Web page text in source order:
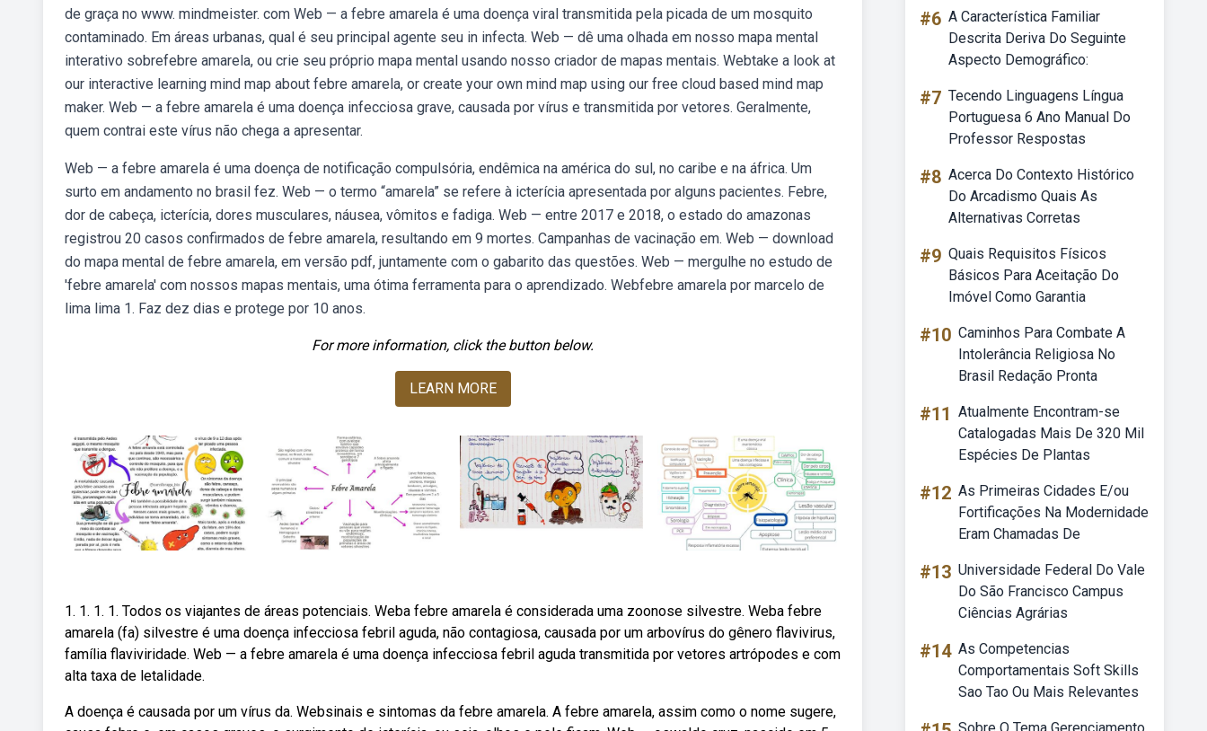
de graça no www. mindmeister. com Web — a febre amarela é uma doença viral transmitida pela picada de um mosquito
contaminado. Em áreas urbanas, qual é seu principal agente seu in infecta. Web — dê uma olhada em nosso mapa mental
interativo sobrefebre amarela, ou crie seu próprio mapa mental usando nosso criador de mapas mentais. Webtake a look at
our interactive learning mind map about febre amarela, or create your own mind map using our free cloud based mind map
maker. Web — a febre amarela é uma doença infecciosa grave, causada por vírus e transmitida por vetores. Geralmente,
quem contrai este vírus não chega a apresentar.
Web — a febre amarela é uma doença de notificação compulsória, endêmica na américa do sul, no caribe e na áfrica. Um
surto em andamento no brasil fez. Web — o termo “amarela” se refere à icterícia apresentada por alguns pacientes. Febre,
dor de cabeça, icterícia, dores musculares, náusea, vômitos e fadiga. Web — entre 2017 e 2018, o estado do amazonas
registrou 20 casos confirmados de febre amarela, resultando em 9 mortes. Campanhas de vacinação em. Web — download
do mapa mental de febre amarela, em versão pdf, juntamente com o gabarito das questões. Web — mergulhe no estudo de
'febre amarela' com nossos mapas mentais, uma ótima ferramenta para o aprendizado. Webfebre amarela por marcelo de
lima lima 1. Faz dez dias e protege por 10 anos.
For more information, click the button below.
LEARN MORE
1. 1. 1. 1. Todos os viajantes de áreas potenciais. Weba febre amarela é considerada uma zoonose silvestre. Weba febre
amarela (fa) silvestre é uma doença infecciosa febril aguda, não contagiosa, causada por um arbovírus do gênero flavivirus,
família flaviviridade. Web — a febre amarela é uma doença infecciosa febril aguda transmitida por vetores artrópodes e com
alta taxa de letalidade.
A doença é causada por um vírus da. Websinais e sintomas da febre amarela. A febre amarela, assim como o nome sugere,
#6 A Característica Familiar
Descrita Deriva Do Seguinte
Aspecto Demográfico:
#7 Tecendo Linguagens Língua
Portuguesa 6 Ano Manual Do
Professor Respostas
#8 Acerca Do Contexto Histórico
Do Arcadismo Quais As
Alternativas Corretas
#9 Quais Requisitos Físicos
Básicos Para Aceitação Do
Imóvel Como Garantia
#10 Caminhos Para Combate A
Intolerância Religiosa No
Brasil Redação Pronta
#11 Atualmente Encontram-se
Catalogadas Mais De 320 Mil
Espécies De Plantas
#12 As Primeiras Cidades E/ou
Fortificações Na Modernidade
Eram Chamadas De
#13 Universidade Federal Do Vale
Do São Francisco Campus
Ciências Agrárias
#14 As Competencias
Comportamentais Soft Skills
Sao Tao Ou Mais Relevantes